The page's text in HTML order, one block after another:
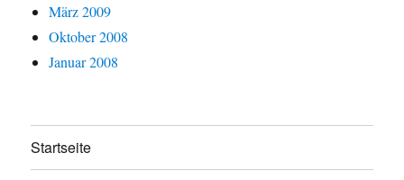
März 2009
Oktober 2008
Januar 2008
Startseite